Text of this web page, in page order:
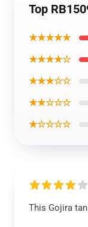
Top
★★★★★
★★★★☆
★★★☆☆
★★☆☆☆
★☆☆☆☆
This Gojira